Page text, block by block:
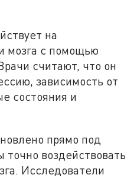
на
мозга с помощью
считают, что он
зависимость от
состояния и
прямо под
воздействовать
Исследователи